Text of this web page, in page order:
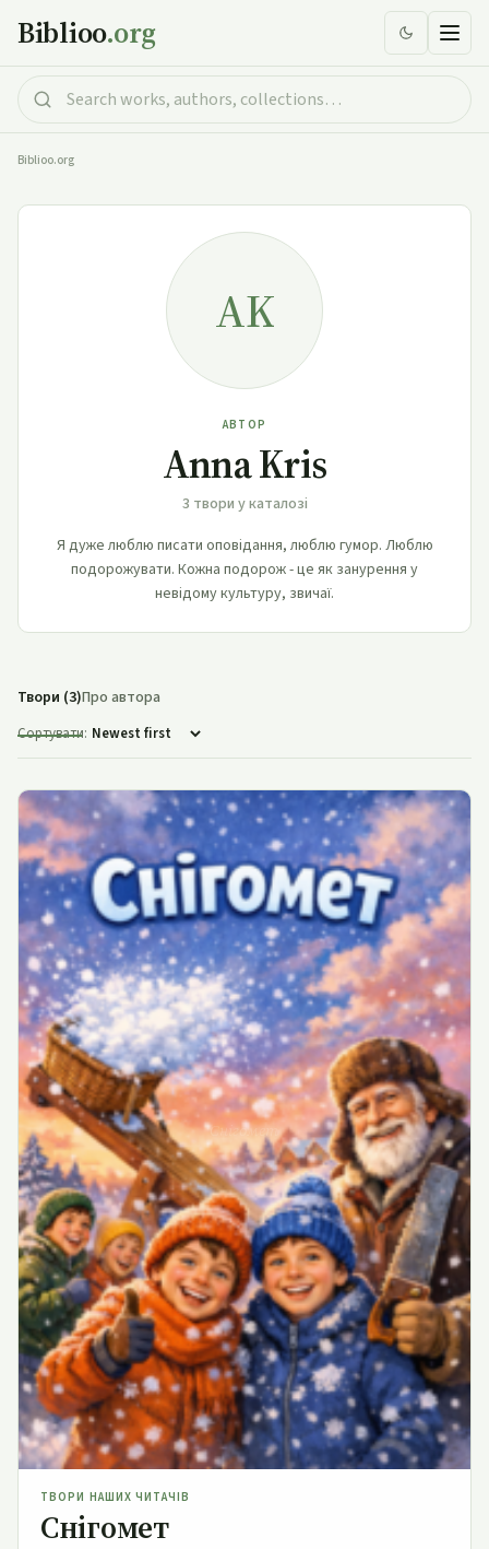
Biblioo.org
Biblioo.org
AK
АВТОР
Anna Kris
3 твори у каталозі
Я дуже люблю писати оповідання, люблю гумор. Люблю
подорожувати. Кожна подорож - це як занурення у
невідому культуру, звичаї.
Твори (3)Про автора
Сортувати:
Снігомет
ТВОРИ НАШИХ ЧИТАЧІВ
Снігомет